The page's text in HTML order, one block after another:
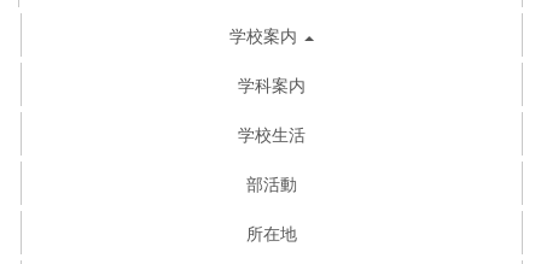
学校案内
学科案内
学校生活
部活動
所在地